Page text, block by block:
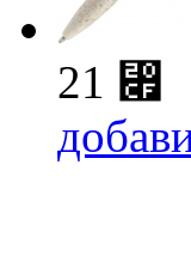
21 ⃏